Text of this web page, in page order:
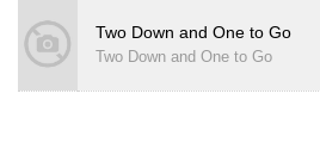
Two Down and One to Go
Two Down and One to Go